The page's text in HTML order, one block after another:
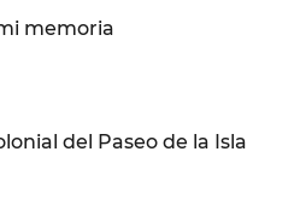
memoria
del Paseo de la Isla